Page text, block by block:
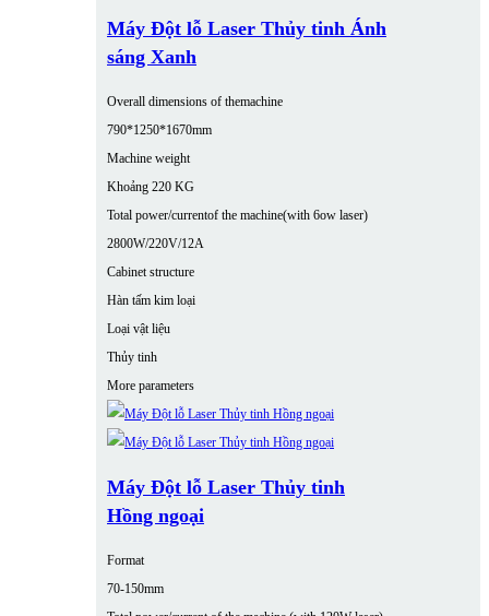
Máy Đột lỗ Laser Thủy tinh Ánh
sáng Xanh
Overall dimensions of themachine
790*1250*1670mm
Machine weight
Khoảng 220 KG
Total power/currentof the machine(with 6ow laser)
2800W/220V/12A
Cabinet structure
Hàn tấm kim loại
Loại vật liệu
Thủy tinh
More parameters
Máy Đột lỗ Laser Thủy tinh
Hồng ngoại
Format
70-150mm